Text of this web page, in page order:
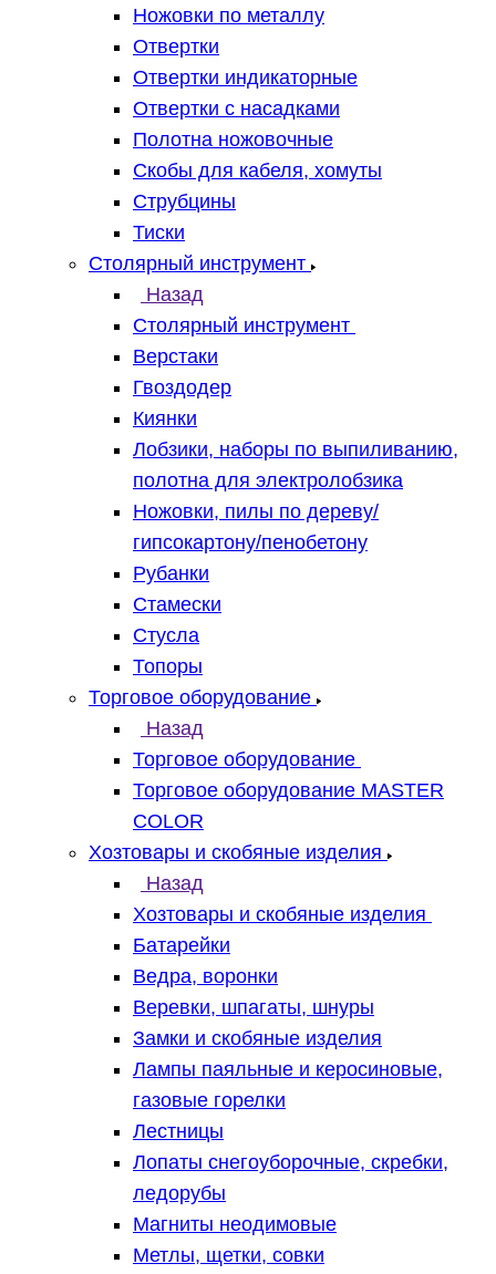
Ножовки по металлу
Отвертки
Отвертки индикаторные
Отвертки с насадками
Полотна ножовочные
Скобы для кабеля, хомуты
Струбцины
Тиски
Столярный инструмент
Назад
Столярный инструмент
Верстаки
Гвоздодер
Киянки
Лобзики, наборы по выпиливанию,
полотна для электролобзика
Ножовки, пилы по дереву/
гипсокартону/пенобетону
Рубанки
Стамески
Стусла
Топоры
Торговое оборудование
Назад
Торговое оборудование
Торговое оборудование MASTER
COLOR
Хозтовары и скобяные изделия
Назад
Хозтовары и скобяные изделия
Батарейки
Ведра, воронки
Веревки, шпагаты, шнуры
Замки и скобяные изделия
Лампы паяльные и керосиновые,
газовые горелки
Лестницы
Лопаты снегоуборочные, скребки,
ледорубы
Магниты неодимовые
Метлы, щетки, совки